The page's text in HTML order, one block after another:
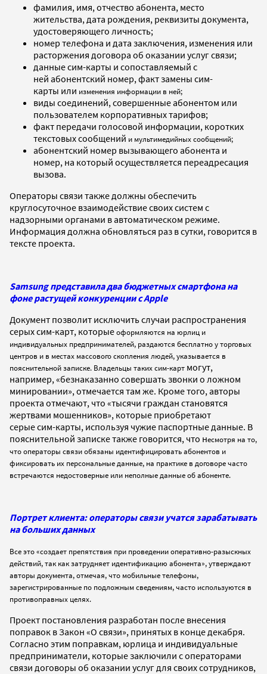
фамилия, имя, отчество абонента, место
жительства, дата рождения, реквизиты документа,
удостоверяющего личность;
номер телефона и дата заключения, изменения или
расторжения договора об оказании услуг связи;
данные сим-карты и сопоставляемый с
ней абонентский номер, факт замены сим-
карты или изменения информации в ней;
виды соединений, совершенные абонентом или
пользователем корпоративных тарифов;
факт передачи голосовой информации, коротких
текстовых сообщений и мультимедийных сообщений;
абонентский номер вызывающего абонента и
номер, на который осуществляется переадресация
вызова.
Операторы связи также должны обеспечить
круглосуточное взаимодействие своих систем с
надзорными органами в автоматическом режиме.
Информация должна обновляться раз в сутки, говорится в
тексте проекта.
Samsung представила два бюджетных смартфона на
фоне растущей конкуренции с Apple
Документ позволит исключить случаи распространения
серых сим-карт, которыеоформляются на юрлиц и
индивидуальных предпринимателей, раздаются бесплатно у торговых
центров и в местах массового скопления людей, указывается в
пояснительной записке. Владельцы таких сим-карт могут,
например, «безнаказанно совершать звонки о ложном
минировании», отмечается там же. Кроме того, авторы
проекта отмечают, что «тысячи граждан становятся
жертвами мошенников», которые приобретают
серые сим-карты, используя чужие паспортные данные. В
пояснительной записке также говорится, что несмотря на то,
что операторы связи обязаны идентифицировать абонентов и
фиксировать их персональные данные, на практике в договоре часто
встречаются недостоверные или неполные данные об абоненте.
Портрет клиента: операторы связи учатся зарабатывать
на больших данных
Все это «создает препятствия при проведении оперативно-разыскных
действий, так как затрудняет идентификацию абонента», утверждают
авторы документа, отмечая, что мобильные телефоны,
зарегистрированные по подложным сведениям, часто используются в
противоправных целях.
Проект постановления разработан после внесения
поправок в Закон «О связи», принятых в конце декабря.
Согласно этим поправкам, юрлица и индивидуальные
предприниматели, которые заключили с операторами
связи договоры об оказании услуг для своих сотрудников,